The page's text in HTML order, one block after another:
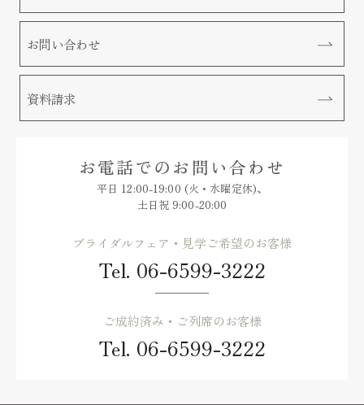
お問い合わせ
資料請求
お電話でのお問い合わせ
平日 12:00-19:00 (火・水曜定休)、
土日祝 9:00-20:00
ブライダルフェア・見学ご希望のお客様
Tel. 06-6599-3222
ご成約済み・ご列席のお客様
Tel. 06-6599-3222